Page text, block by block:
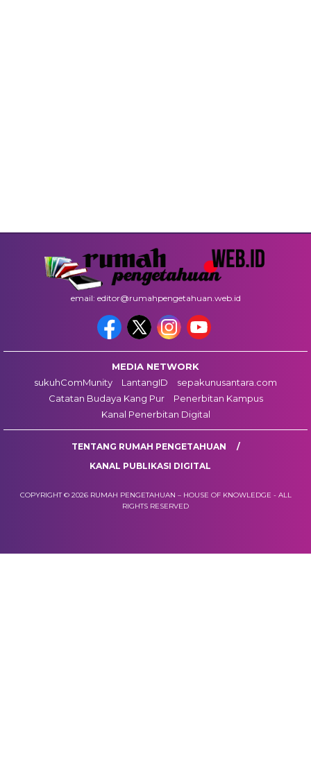
email: editor@rumahpengetahuan.web.id
MEDIA NETWORK
sukuhComMunity
LantangID
sepakunusantara.com
Catatan Budaya Kang Pur
Penerbitan Kampus
Kanal Penerbitan Digital
TENTANG RUMAH PENGETAHUAN
KANAL PUBLIKASI DIGITAL
COPYRIGHT © 2026 RUMAH PENGETAHUAN – HOUSE OF KNOWLEDGE - ALL
RIGHTS RESERVED